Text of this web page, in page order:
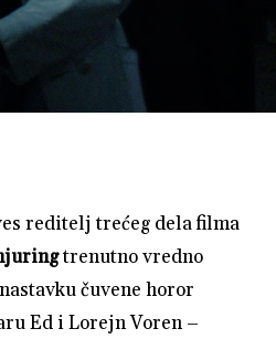
reditelj trećeg dela filma
trenutno vredno
čuvene horor
Ed i Lorejn Voren –